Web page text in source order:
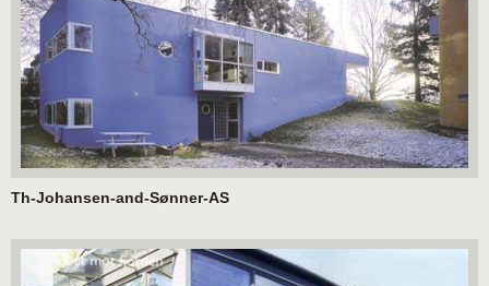
Th-Johansen-and-Sønner-AS